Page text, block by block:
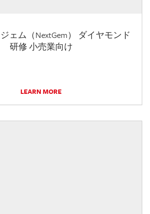
ェム（NextGem） ダイヤモンド
研修 小売業向け
LEARN MORE